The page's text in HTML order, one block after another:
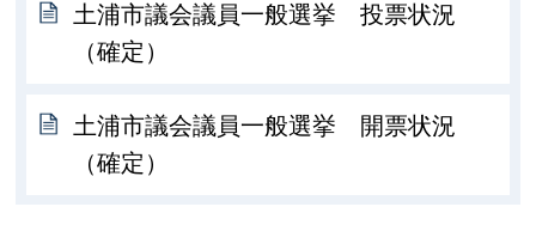
土浦市議会議員一般選挙 投票状況
（確定）
土浦市議会議員一般選挙 開票状況
（確定）